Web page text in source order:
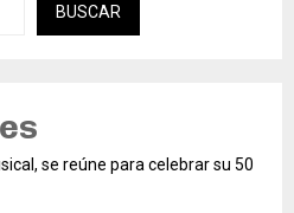
BUSCAR
se reúne para celebrar su 50